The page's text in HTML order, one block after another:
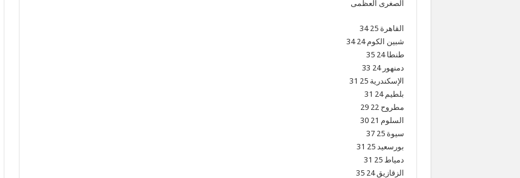
الصغرى العظمى
القاهرة 25 34
شبين الكوم 24 34
طنطا 24 35
دمنهور 24 33
الإسكندرية 25 31
بلطيم 24 31
مطروح 22 29
السلوم 21 30
سيوة 25 37
بورسعيد 25 31
دمياط 25 31
الزقازيق 24 35